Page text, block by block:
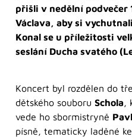
přišli v nedělní podvečer
Václava, aby si vychutnali
Konal se u příležitosti
seslání Ducha svatého
Koncert byl rozdělen do
dětského souboru Schola,
vede ho sbormistryně
písně, tematicky laděné